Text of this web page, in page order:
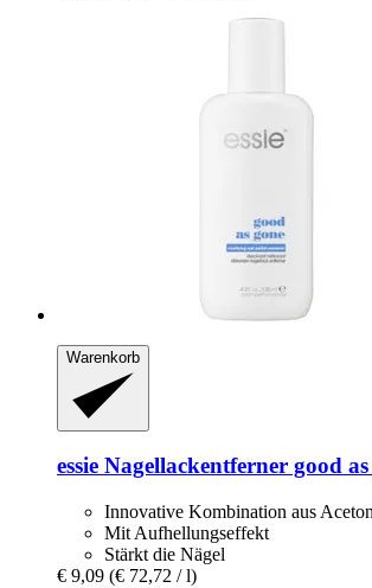
Warenkorb
essie Nagellackentferner good
Innovative Kombination aus
Mit Aufhellungseffekt
Stärkt die Nägel
€ 9,09 (€ 72,72 / l)